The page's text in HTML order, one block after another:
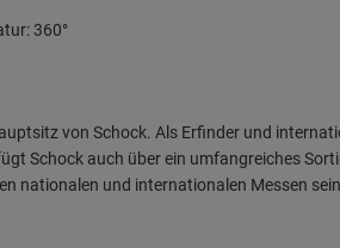
von Schock. Als Erfinder und
Schock auch über ein umfangreiches
nationalen und internationalen Messen